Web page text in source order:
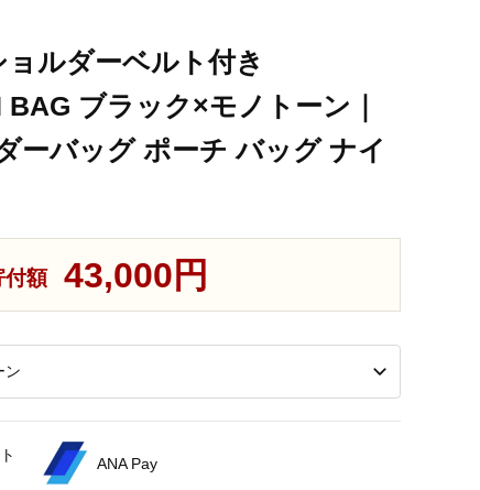
ルダーベルト付き
ブラック×モノトーン｜
ーバッグ ポーチ バッグ ナイ
付額 43,000円
ANA Pay